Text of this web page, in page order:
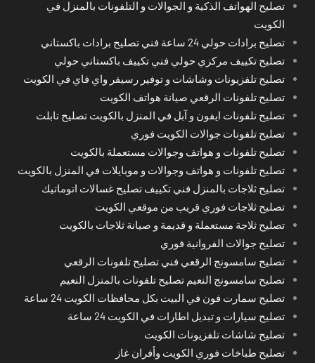
تصليح الهواتف الذكية و الجوالات و التلفونات بالمنزل في
الكويت
تصليح برادات حولي 24 ساعة فني تصليح برادات باكستاني
تصليح تكييف مركزي حولي فني تكييف باكستاني حولي
تصليح تلفزيونات وشاشات و توفير رسيفر واي فاي في الكويت
تصليح تلفونات الرقعي صيانة هواتف الكويت
تصليح تلفونات ايفون و آبل في المنزل بالكويت تصليح تابلت
تصليح تلفونات جوالات الكويت فوري
تصليح تلفونات و هواتف وجوالات مستعملة بالكويت
تصليح تلفونات و هواتف وجوالات و موبايلات في المنزل بالكويت
تصليح ثلاجات بالمنزل فني تكييف تصليح غسالات اتوماتيك
تصليح ثلاجات فوري قريب من موقعي الكويت
تصليح ثلاجة مستعملة و قديمة و صيانة ثلاجات بالكويت
تصليح جوالات الفروانية فوري
تصليح سامسونج الرقعي فني تصليح تلفونات الرقعي
تصليح سامسونج النعيم تصليح تلفونات بالمنزل النعيم
تصليح سمارت فون في البيت بكل محافظات الكويت 24 ساعة
تصليح سيارات و تبديل اطارات في الكويت 24 ساعة
تصليح شاشات تلفزيونات الكويت
تصليح طباخات فوري الكويت وأفران غاز